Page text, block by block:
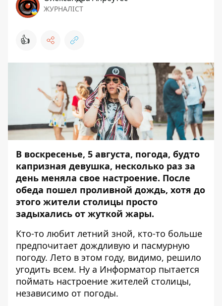
ЖУРНАЛІСТ
👍
В воскресенье, 5 августа, погода, будто
капризная девушка, несколько раз за
день меняла свое настроение. После
обеда пошел проливной дождь, хотя до
этого жители столицы просто
задыхались от жуткой жары.
Кто-то любит летний зной, кто-то больше
предпочитает дождливую и пасмурную
погоду. Лето в этом году, видимо, решило
угодить всем. Ну а Информатор пытается
поймать настроение жителей столицы,
независимо от погоды.